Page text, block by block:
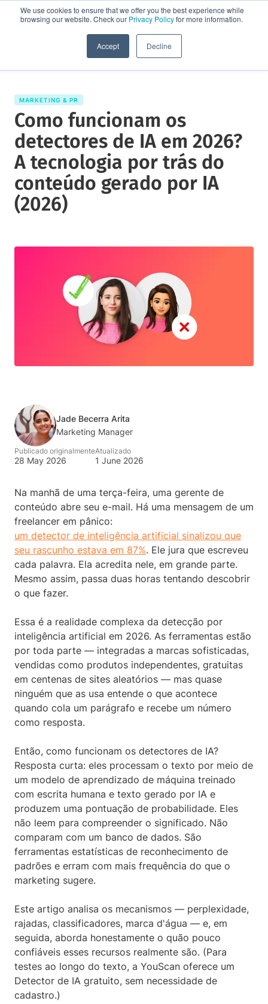
We use cookies to ensure that we offer you the best experience while
browsing our website. Check our Privacy Policyfor more information.
Accept Decline
Solicite uma demo
MARKETING & PR
Como funcionam os
detectores de IA em 2026?
A tecnologia por trás do
conteúdo gerado por IA
(2026)
Jade Becerra Arita
Marketing Manager
Publicado originalmente
28 May 2026
Atualizado
1 June 2026
Na manhã de uma terça-feira, uma gerente de
conteúdo abre seu e-mail. Há uma mensagem de um
freelancer em pânico:
um detector de inteligência artificial sinalizou que
seu rascunho estava em 87%. Ele jura que escreveu
cada palavra. Ela acredita nele, em grande parte.
Mesmo assim, passa duas horas tentando descobrir
o que fazer.
Essa é a realidade complexa da detecção por
inteligência artificial em 2026. As ferramentas estão
por toda parte — integradas a marcas sofisticadas,
vendidas como produtos independentes, gratuitas
em centenas de sites aleatórios — mas quase
ninguém que as usa entende o que acontece
quando cola um parágrafo e recebe um número
como resposta.
Então, como funcionam os detectores de IA?
Resposta curta: eles processam o texto por meio de
um modelo de aprendizado de máquina treinado
com escrita humana e texto gerado por IA e
produzem uma pontuação de probabilidade. Eles
não leem para compreender o significado. Não
comparam com um banco de dados. São
ferramentas estatísticas de reconhecimento de
padrões e erram com mais frequência do que o
marketing sugere.
Este artigo analisa os mecanismos — perplexidade,
rajadas, classificadores, marca d'água — e, em
seguida, aborda honestamente o quão pouco
confiáveis ​​esses recursos realmente são. (Para
testes ao longo do texto, a YouScan oferece um
Detector de IA gratuito, sem necessidade de
cadastro.)